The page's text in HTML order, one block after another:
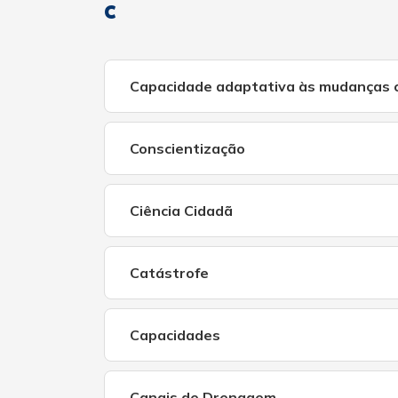
C
Capacidade adaptativa às mudanças
Conscientização
Ciência Cidadã
Catástrofe
Capacidades